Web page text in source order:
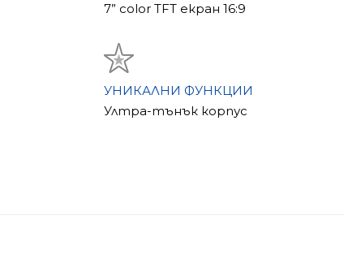
7” color TFT екран 16:9
УНИКАЛНИ ФУНКЦИИ
Ултра-тънък корпус